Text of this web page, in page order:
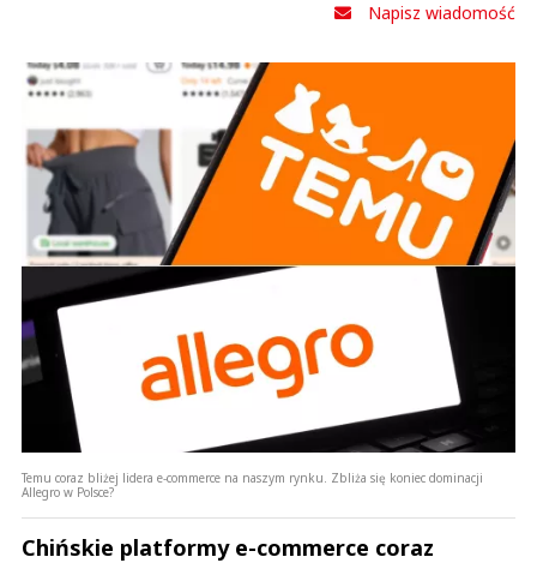
Napisz wiadomość
Temu coraz bliżej lidera e-commerce na naszym rynku. Zbliża się koniec dominacji
Allegro w Polsce?
Chińskie platformy e-commerce coraz